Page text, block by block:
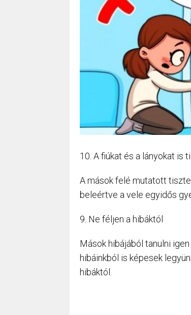
10. A fiúkat és a lányokat is
A mások felé mutatott
beleértve a vele egyidős
9. Ne féljen a hibáktól
Mások hibájából tanulni
hibáinkból is képesek
hibáktól.